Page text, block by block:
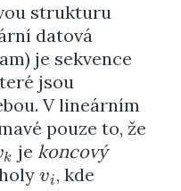
strukturu
datová
je sekvence
jsou
V lineárním
pouze to, že
k
k jekoncový
vi
vi, kde